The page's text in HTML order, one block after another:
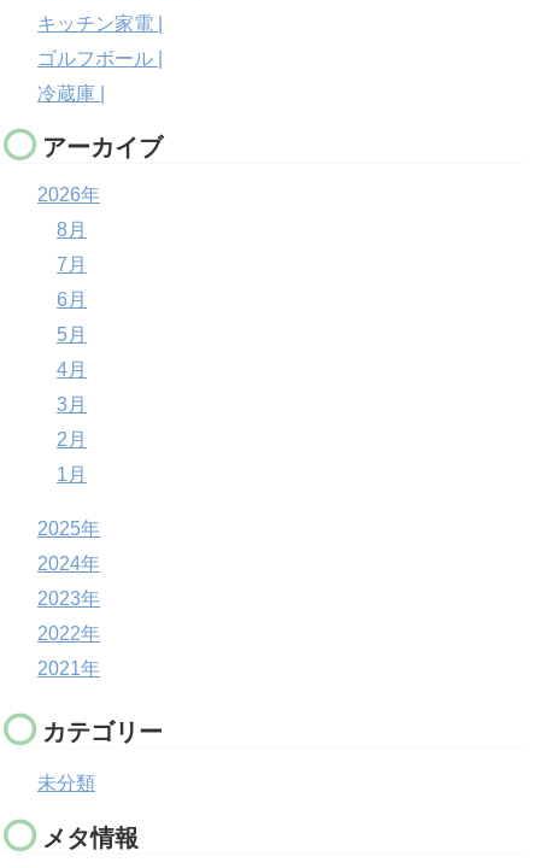
キッチン家電 |
ゴルフボール |
冷蔵庫 |
アーカイブ
2026年
8月
7月
6月
5月
4月
3月
2月
1月
2025年
2024年
2023年
2022年
2021年
カテゴリー
未分類
メタ情報